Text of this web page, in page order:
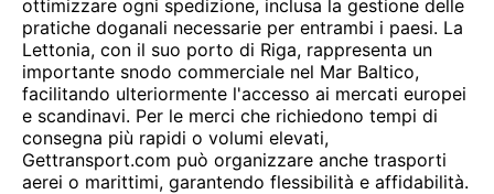
ottimizzare ogni spedizione, inclusa la gestione delle
pratiche doganali necessarie per entrambi i paesi. La
Lettonia, con il suo porto di Riga, rappresenta un
importante snodo commerciale nel Mar Baltico,
facilitando ulteriormente l'accesso ai mercati europei
e scandinavi. Per le merci che richiedono tempi di
consegna più rapidi o volumi elevati,
Gettransport.com può organizzare anche trasporti
aerei o marittimi, garantendo flessibilità e affidabilità.